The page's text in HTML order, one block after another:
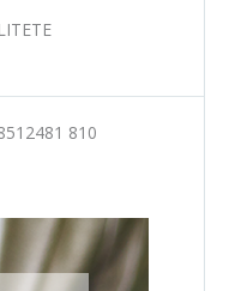
810